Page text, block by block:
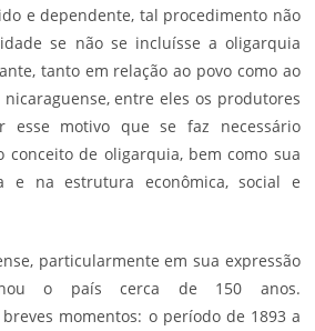
e dependente, tal procedimento não
se não se incluísse a oligarquia
tanto em relação ao povo como ao
entre eles os produtores
esse motivo que se faz necessário
conceito de oligarquia, bem como sua
e na estrutura econômica, social e
particularmente em sua expressão
o país cerca de 150 anos.
momentos: o período de 1893 a